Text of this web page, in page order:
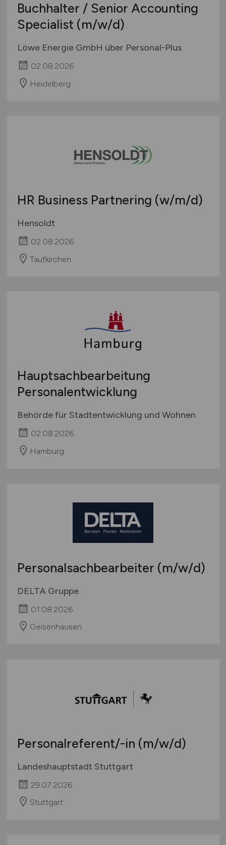
Buchhalter / Senior Accounting
Specialist (m/w/d)
Löwe Energie GmbH über Personal-Plus
02.08.2026
Heidelberg
HR Business Partnering (w/m/d)
Hensoldt
02.08.2026
Taufkirchen
Hauptsachbearbeitung
Personalentwicklung
Behörde für Stadtentwicklung und Wohnen
02.08.2026
Hamburg
Personalsachbearbeiter (m/w/d)
DELTA Gruppe
01.08.2026
Geisenhausen
Personalreferent/-in (m/w/d)
Landeshauptstadt Stuttgart
29.07.2026
Stuttgart